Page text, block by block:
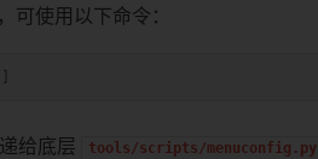
可使用以下命令：
给底层 tools/scripts/menuconfig.py